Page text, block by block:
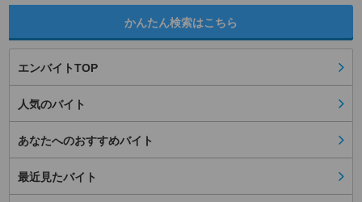
かんたん検索はこちら
エンバイトTOP
人気のバイト
あなたへのおすすめバイト
最近見たバイト